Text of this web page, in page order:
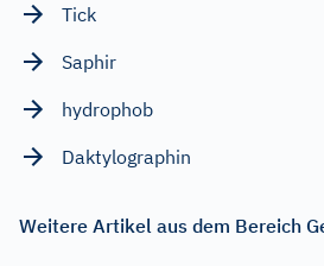
Tick
Saphir
hydrophob
Daktylographin
Weitere Artikel aus dem Bereich